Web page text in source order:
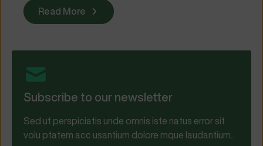
Read More
Subscribe to our newsletter
Sed ut perspiciatis unde omnis iste natus error sit
volu ptatem acc usantium dolore mque laudantium..